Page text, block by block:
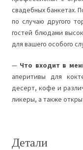
свадебных банкетах.
по случаю другого
гостей блюдами
для вашего особого
— Что входит в
аперитивы для
десерт, кофе и
ликеры, а также
Детали